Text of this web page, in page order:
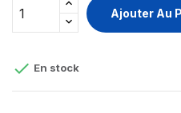
Ajouter Au
 En stock